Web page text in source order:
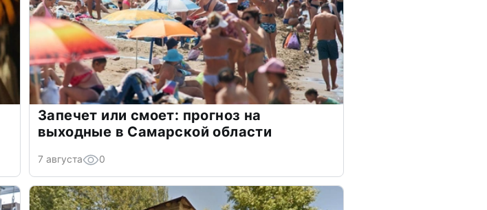
Запечет или смоет: прогноз на
выходные в Самарской области
7 августа 0